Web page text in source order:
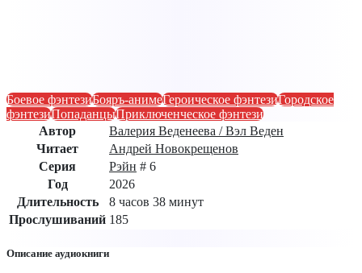
Боевое фэнтезиБояръ-анимеГероическое фэнтезиГородское
фэнтезиПопаданцыПриключенческое фэнтези
Автор
Валерия Веденеева / Вэл Веден
Читает
Андрей Новокрещенов
Серия
Рэйн # 6
Год
2026
Длительность
8 часов 38 минут
Прослушиваний 185
Описание аудиокниги